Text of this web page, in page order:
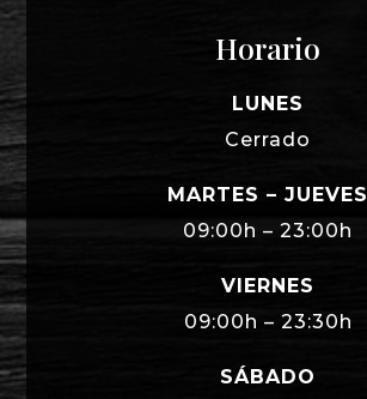
Horario
LUNES
Cerrado
MARTES – JUEVES
09:00h – 23:00h
VIERNES
09:00h – 23:30h
SÁBADO